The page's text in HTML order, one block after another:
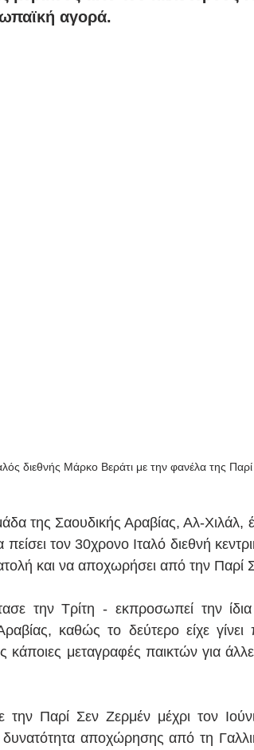
Κόνφερενς Λιγκ UEFA Ρονάλντο
αγορά.
διεθνής Μάρκο Βεράτι με την φανέλα της Παρί
της Σαουδικής Αραβίας, Αλ-Χιλάλ,
τον 30χρονο Ιταλό διεθνή
και να αποχωρήσει από την Παρί
την Τρίτη - εκπροσωπεί την
καθώς το δεύτερο είχε
κάποιες μεταγραφές παικτών για
την Παρί Σεν Ζερμέν μέχρι τον
δυνατότητα αποχώρησης από τη